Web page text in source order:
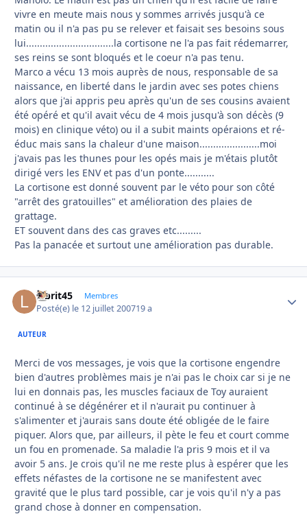
vivre en meute mais nous y sommes arrivés jusqu'à ce
matin ou il n'a pas pu se relever et faisait ses besoins sous
lui................................la cortisone ne l'a pas fait rédemarrer,
ses reins se sont bloqués et le coeur n'a pas tenu.
Marco a vécu 13 mois auprès de nous, responsable de sa
naissance, en liberté dans le jardin avec ses potes chiens
alors que j'ai appris peu après qu'un de ses cousins avaient
été opéré et qu'il avait vécu de 4 mois jusqu'à son décès (9
mois) en clinique véto) ou il a subit maints opéraions et ré-
éduc mais sans la chaleur d'une maison......................moi
j'avais pas les thunes pour les opés mais je m'étais plutôt
dirigé vers les ENV et pas d'un ponte...........
La cortisone est donné souvent par le véto pour son côté
"arrêt des gratouilles" et amélioration des plaies de
grattage.
ET souvent dans des cas graves etc.........
Pas la panacée et surtout une amélioration pas durable.
labrit45 Membres
Posté(e) le 12 juillet 200719 a
AUTEUR
Merci de vos messages, je vois que la cortisone engendre
bien d'autres problèmes mais je n'ai pas le choix car si je ne
lui en donnais pas, les muscles faciaux de Toy auraient
continué à se dégénérer et il n'aurait pu continuer à
s'alimenter et j'aurais sans doute été obligée de le faire
piquer. Alors que, par ailleurs, il pète le feu et court comme
un fou en promenade. Sa maladie l'a pris 9 mois et il va
avoir 5 ans. Je crois qu'il ne me reste plus à espérer que les
effets néfastes de la cortisone ne se manifestent avec
gravité que le plus tard possible, car je vois qu'il n'y a pas
grand chose à donner en compensation.